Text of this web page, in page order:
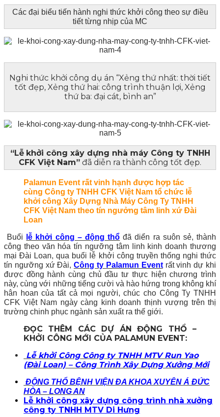
Các đại biểu tiến hành nghi thức khởi công theo sự điều
tiết từng nhịp của MC
Nghi thức khởi công dụ án “Xẻng thứ nhất: thời tiết
tốt đẹp, Xẻng thứ hai: công trình thuận lợi, Xẻng
thứ ba: đại cát, bình an”
“Lễ khởi công xây dựng nhà máy Công ty TNHH
CFK Việt Nam” đã diễn ra thành công tốt đẹp.
Palamun Event rất vinh hạnh được hợp tác
cùng Công ty TNHH CFK Việt Nam tổ chức lễ
khởi công Xây Dựng Nhà Máy Công Ty TNHH
CFK Việt Nam theo tín ngưởng tâm linh xứ Đài
Loan
Buổi lễ khởi công – động thổ đã diển ra suôn sẻ, thành
công theo văn hóa tín ngưỡng tâm linh kinh doanh thương
mại Đài Loan, qua buổi lễ khởi công truyền thống nghi thức
tín ngưỡng xứ Đài,Công ty Palamun Eventrất vinh dự khi
được đồng hành cùng chủ đầu tư thực hiện chương trình
này, cùng với những tiếng cười và hào hứng trong không khí
hân hoan của tất cả mọi người, chúc cho Công Ty TNHH
CFK Việt Nam ngày càng kinh doanh thịnh vượng trên thị
trường chinh phục ngành sản xuất ra thế giới.
ĐỌC THÊM CÁC DỰ ÁN ĐỘNG THỔ –
KHỞI CÔNG MỚI CỦA PALAMUN EVENT:
Lễ khởi Công Công ty TNHH MTV Run Yao
(Đài Loan) – Công Trình Xây Dựng Xưởng Mới
ĐỘNG THỔ BỆNH VIỆN ĐA KHOA XUYÊN Á ĐỨC
HÒA – LONG AN
Lễ khởi công xây dựng công trình nhà xưởng
công ty TNHH MTV Di Hưng